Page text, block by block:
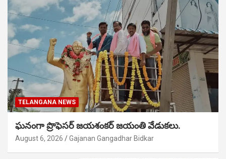
TELANGANA NEWS
ఘనంగా ప్రొఫెసర్ జయశంకర్ జయంతి వేడుకలు.
August 6, 2026 Gajanan Gangadhar Bidkar